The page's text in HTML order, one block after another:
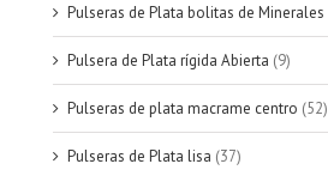
Pulseras de Plata bolitas de Minerales
Pulsera de Plata rígida Abierta (9)
Pulseras de plata macrame centro (52)
Pulseras de Plata lisa (37)